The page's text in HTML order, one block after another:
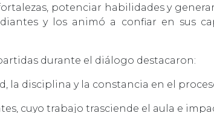
potenciar habilidades y
y los animó a confiar en sus
durante el diálogo destacaron:
la disciplina y la constancia en el
cuyo trabajo trasciende el aula e